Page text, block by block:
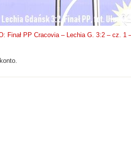
Finał PP Cracovia – Lechia G. 3:2 – cz. 1
konto.